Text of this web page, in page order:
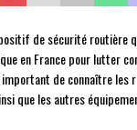
de sécurité routière
en France pour lutter
important de connaître les
que les autres